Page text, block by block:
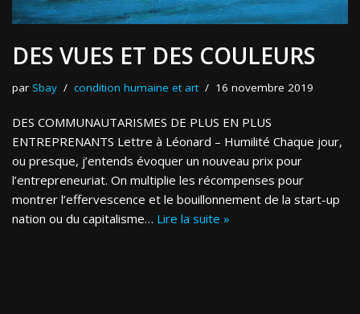
DES VUES ET DES COULEURS
par Sbay condition humaine et art 16 novembre 2019
DES COMMUNAUTARISMES DE PLUS EN PLUS
ENTREPRENANTS Lettre à Léonard – Humilité Chaque jour,
ou presque, j’entends évoquer un nouveau prix pour
l’entrepreneuriat. On multiplie les récompenses pour
montrer l’effervescence et le bouillonnement de la start-up
nation ou du capitalisme… Lire la suite »